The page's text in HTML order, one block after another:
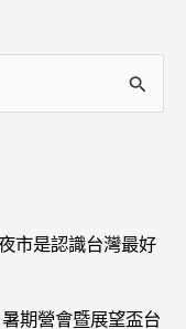
市是認識台灣最好
期營會暨展望盃台